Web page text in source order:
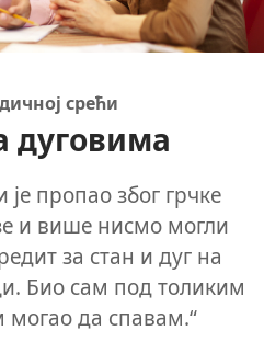
срећи
дуговима
пропао због грчке
и више нисмо могли
за стан и дуг на
Био сам под толиким
могао да спавам.“